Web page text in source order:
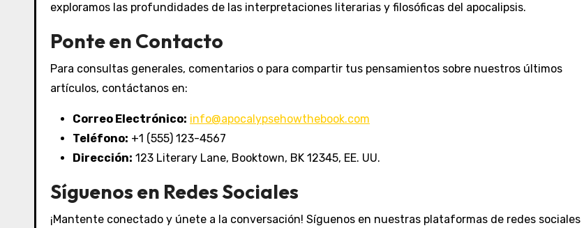
exploramos las profundidades de las interpretaciones literarias y filosóficas del apocalipsis.
Ponte en Contacto
Para consultas generales, comentarios o para compartir tus pensamientos sobre nuestros últimos
artículos, contáctanos en:
Correo Electrónico: info@apocalypsehowthebook.com
Teléfono: +1 (555) 123-4567
Dirección: 123 Literary Lane, Booktown, BK 12345, EE. UU.
Síguenos en Redes Sociales
¡Mantente conectado y únete a la conversación! Síguenos en nuestras plataformas de redes sociales